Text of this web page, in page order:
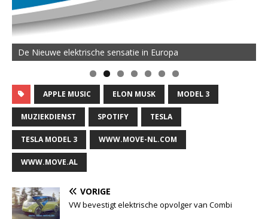
De Nieuwe elektrische sensatie in Europa
APPLE MUSIC ELON MUSK MODEL 3
MUZIEKDIENST SPOTIFY TESLA
TESLA MODEL 3 WWW.MOVE-NL.COM
WWW.MOVE.AL
VORIGE
VW bevestigt elektrische opvolger van Combi